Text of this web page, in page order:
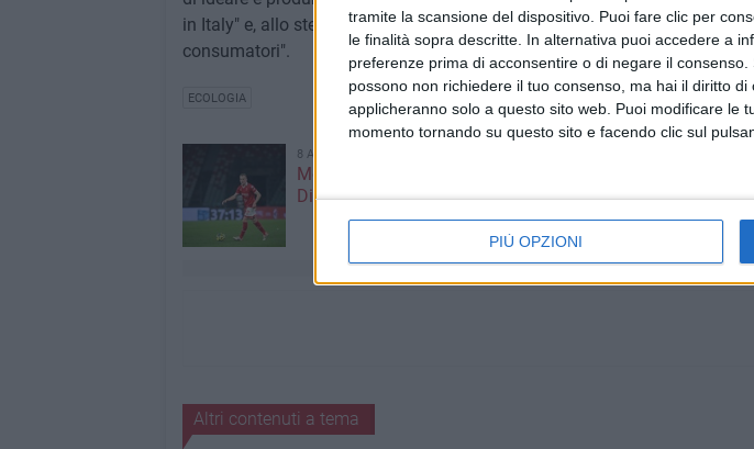
tramite la scansione del dispositivo. Puoi fare clic per
le finalità sopra descritte. In alternativa puoi accedere a
preferenze prima di acconsentire o di negare il consenso.
possono non richiedere il tuo consenso, ma hai il diritto
applicheranno solo a questo sito web. Puoi modificare le
momento tornando su questo sito e facendo clic sul
PIÙ OPZIONI
in Italy" e, allo stesso tempo, di rispettare la natura e l'ambiente e tutelare
consumatori".
ECOLOGIA
8 AGOSTO 2026
Mercato in uscita, anche
Dickmann lascia Bari
costa
Altri contenuti a tema